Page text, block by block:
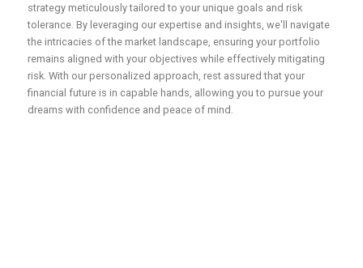
strategy meticulously tailored to your unique goals and risk
tolerance. By leveraging our expertise and insights, we'll navigate
the intricacies of the market landscape, ensuring your portfolio
remains aligned with your objectives while effectively mitigating
risk. With our personalized approach, rest assured that your
financial future is in capable hands, allowing you to pursue your
dreams with confidence and peace of mind.